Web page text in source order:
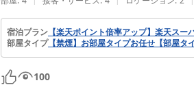
宿泊プラン 【楽天ポイント倍率アップ】楽天ス
部屋タイプ【禁煙】お部屋タイプお任せ【部屋タ
100